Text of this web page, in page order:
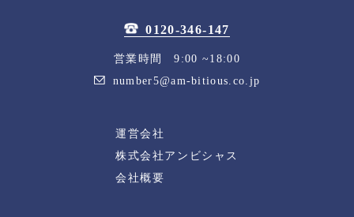
0120-346-147
営業時間 9:00 ~18:00
number5@am-bitious.co.jp
運営会社
株式会社アンビシャス
会社概要